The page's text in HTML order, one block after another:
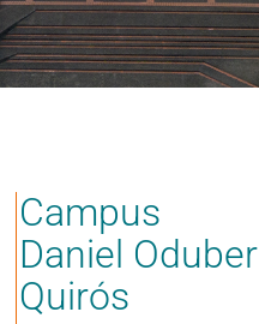
Campus
Daniel Oduber
Quirós